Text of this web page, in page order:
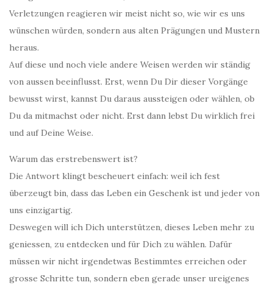
Verletzungen reagieren wir meist nicht so, wie wir es uns
wünschen würden, sondern aus alten Prägungen und Mustern
heraus.
Auf diese und noch viele andere Weisen werden wir ständig
von aussen beeinflusst. Erst, wenn Du Dir dieser Vorgänge
bewusst wirst, kannst Du daraus aussteigen oder wählen, ob
Du da mitmachst oder nicht. Erst dann lebst Du wirklich frei
und auf Deine Weise.
Warum das erstrebenswert ist?
Die Antwort klingt bescheuert einfach: weil ich fest
überzeugt bin, dass das Leben ein Geschenk ist und jeder von
uns einzigartig.
Deswegen will ich Dich unterstützen, dieses Leben mehr zu
geniessen, zu entdecken und für Dich zu wählen. Dafür
müssen wir nicht irgendetwas Bestimmtes erreichen oder
grosse Schritte tun, sondern eben gerade unser ureigenes